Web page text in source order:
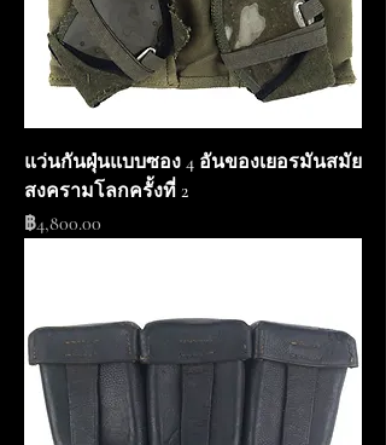
แว่นกันฝุ่นแบบซอง 4 อันของเยอรมันสมัย
สงครามโลกครั้งที่ 2
ราคา
฿4,800.00